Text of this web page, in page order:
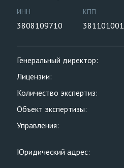
ИНН
3808109710
КПП
381101001
Генеральный директор:
Лицензии:
Количество экспертиз:
Объект экспертизы:
Управления:
Юридический адрес: